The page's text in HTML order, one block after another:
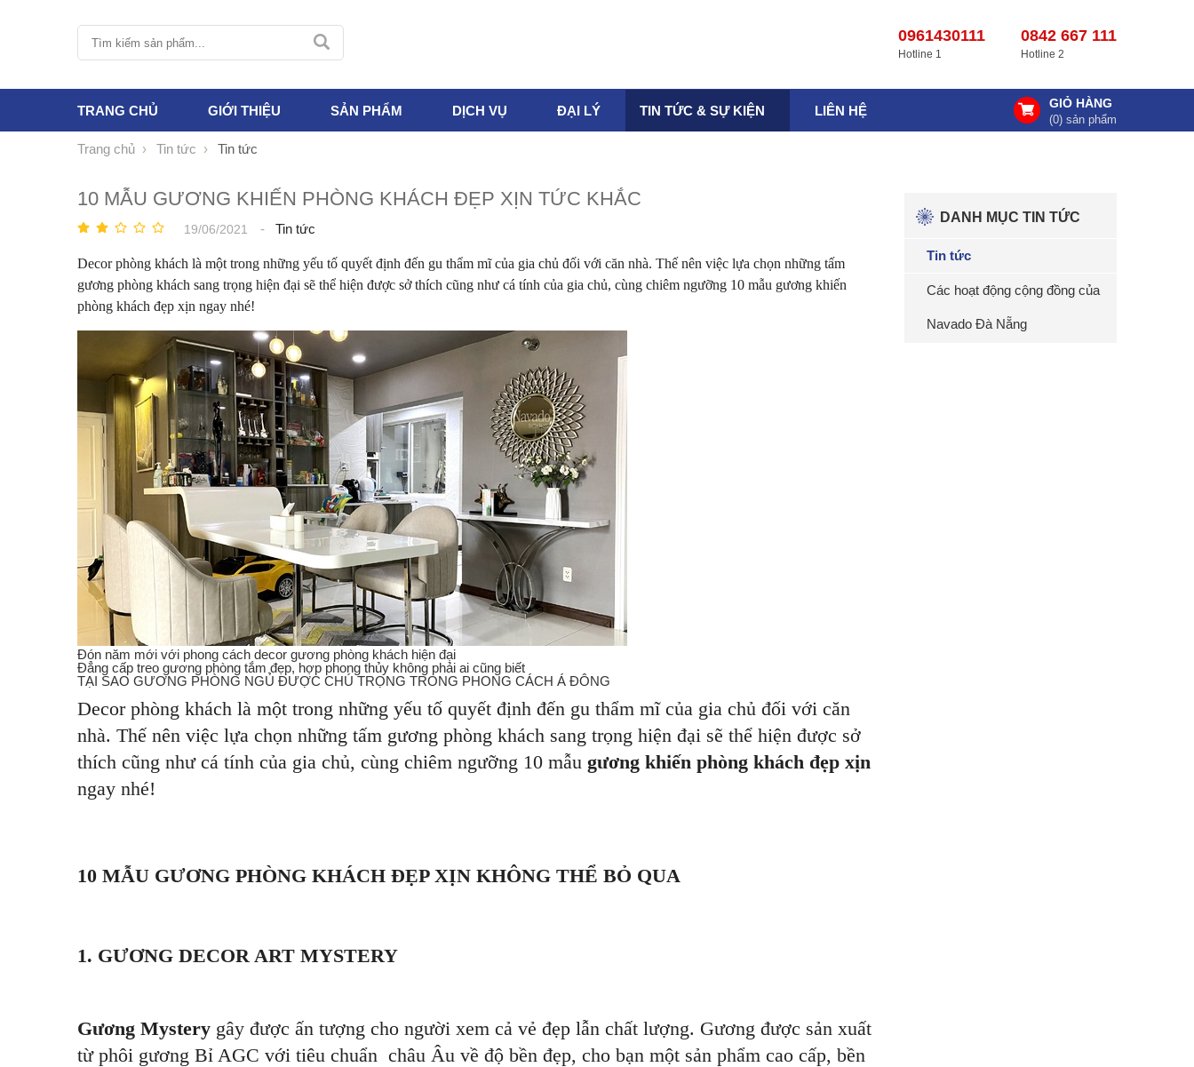
0961430111
Hotline 1
0842 667 111
Hotline 2
TRANG CHỦ GIỚI THIỆU SẢN PHẨM DỊCH VỤ ĐẠI LÝ TIN TỨC & SỰ KIỆN LIÊN HỆ GIỎ HÀNG
(0) sản phẩm
Trang chủ Tin tức Tin tức
10 MẪU GƯƠNG KHIẾN PHÒNG KHÁCH ĐẸP XỊN TỨC KHẮC
19/06/2021 - Tin tức
Decor phòng khách là một trong những yếu tố quyết định đến gu thẩm mĩ của gia chủ đối với căn nhà. Thế nên việc lựa chọn những tấm
gương phòng khách sang trọng hiện đại sẽ thể hiện được sở thích cũng như cá tính của gia chủ, cùng chiêm ngưỡng 10 mẫu gương khiến
phòng khách đẹp xịn ngay nhé!
Đón năm mới với phong cách decor gương phòng khách hiện đại
Đẳng cấp treo gương phòng tắm đẹp, hợp phong thủy không phải ai cũng biết
TẠI SAO GƯƠNG PHÒNG NGỦ ĐƯỢC CHÚ TRỌNG TRONG PHONG CÁCH Á ĐÔNG
Decor phòng khách là một trong những yếu tố quyết định đến gu thẩm mĩ của gia chủ đối với căn
nhà. Thế nên việc lựa chọn những tấm gương phòng khách sang trọng hiện đại sẽ thể hiện được sở
thích cũng như cá tính của gia chủ, cùng chiêm ngưỡng 10 mẫu gương khiến phòng khách đẹp xịn
ngay nhé!
10 MẪU GƯƠNG PHÒNG KHÁCH ĐẸP XỊN KHÔNG THỂ BỎ QUA
1. GƯƠNG DECOR ART MYSTERY
Gương Mystery gây được ấn tượng cho người xem cả vẻ đẹp lẫn chất lượng. Gương được sản xuất
từ phôi gương Bỉ AGC với tiêu chuẩn châu Âu về độ bền đẹp, cho bạn một sản phẩm cao cấp, bền
DANH MỤC TIN TỨC
Tin tức
Các hoạt động cộng đồng của
Navado Đà Nẵng